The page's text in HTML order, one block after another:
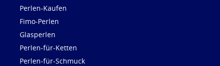
Perlen-Kaufen
Fimo-Perlen
Glasperlen
Perlen-für-Ketten
Perlen-für-Schmuck